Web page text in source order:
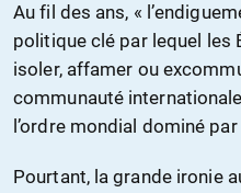
CONTACTER
FAIRE UN
Au fil des ans, «
politique clé par lequel les
isoler, affamer ou
communauté
l’ordre mondial dominé
Pourtant, la grande ironie